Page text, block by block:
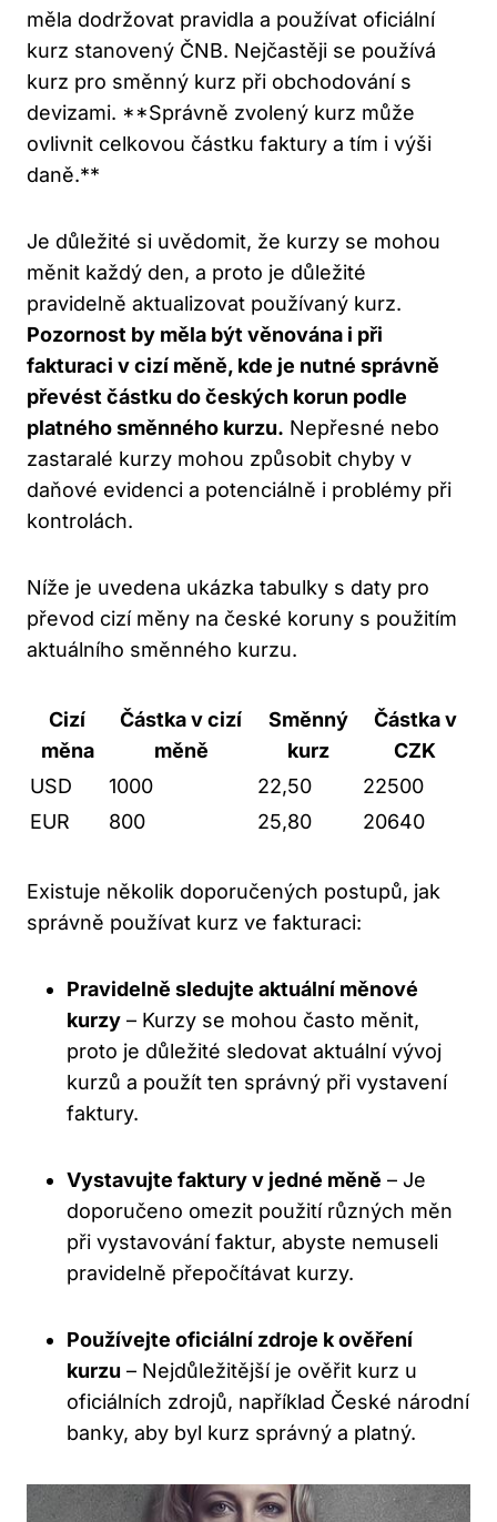
měla dodržovat pravidla a používat oficiální
kurz stanovený ČNB. Nejčastěji se používá
kurz pro směnný kurz při obchodování s
devizami. **Správně zvolený kurz může
ovlivnit celkovou částku faktury a tím i výši
daně.**
Je důležité si uvědomit, že kurzy se mohou
měnit každý den, a proto je důležité
pravidelně aktualizovat používaný kurz.
Pozornost by měla být věnována i při
fakturaci v cizí měně, kde je nutné správně
převést částku do českých korun podle
platného směnného kurzu. Nepřesné nebo
zastaralé kurzy mohou způsobit chyby v
daňové evidenci a potenciálně i problémy při
kontrolách.
Níže je uvedena ukázka tabulky s daty pro
převod cizí měny na české koruny s použitím
aktuálního směnného kurzu.
Cizí
měna
Částka v cizí
měně
Směnný
kurz
Částka v
CZK
USD
1000 22,50
22500
EUR
800 25,80 20640
Existuje několik doporučených postupů, jak
správně používat kurz ve fakturaci:
Pravidelně sledujte aktuální měnové
kurzy – Kurzy se mohou často měnit,
proto je důležité sledovat aktuální vývoj
kurzů a použít ten správný při vystavení
faktury.
Vystavujte faktury v jedné měně – Je
doporučeno omezit použití různých měn
při vystavování faktur, abyste nemuseli
pravidelně přepočítávat kurzy.
Používejte oficiální zdroje k ověření
kurzu – Nejdůležitější je ověřit kurz u
oficiálních zdrojů, například České národní
banky, aby byl kurz správný a platný.